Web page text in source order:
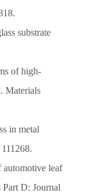
substrate
of high-
Materials
in metal
automotive leaf
D: Journal